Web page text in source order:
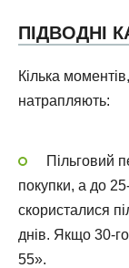
ПІДВОДНІ
Кілька
натрапляють:
Пільговий
покупки, а до
скористалися
днів. Якщо 30-
55».